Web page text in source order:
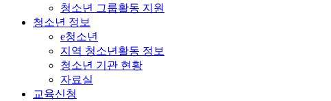
청소년 그룹활동 지원
청소년 정보
e청소년
지역 청소년활동 정보
청소년 기관 현황
자료실
교육신청